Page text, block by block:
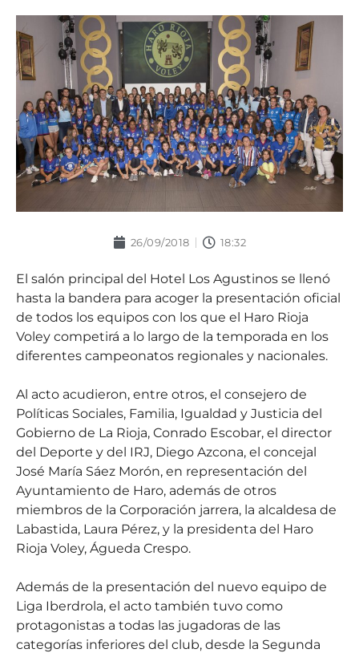
26/09/2018 18:32
El salón principal del Hotel Los Agustinos se llenó
hasta la bandera para acoger la presentación oficial
de todos los equipos con los que el Haro Rioja
Voley competirá a lo largo de la temporada en los
diferentes campeonatos regionales y nacionales.
Al acto acudieron, entre otros, el consejero de
Políticas Sociales, Familia, Igualdad y Justicia del
Gobierno de La Rioja, Conrado Escobar, el director
del Deporte y del IRJ, Diego Azcona, el concejal
José María Sáez Morón, en representación del
Ayuntamiento de Haro, además de otros
miembros de la Corporación jarrera, la alcaldesa de
Labastida, Laura Pérez, y la presidenta del Haro
Rioja Voley, Águeda Crespo.
Además de la presentación del nuevo equipo de
Liga Iberdrola, el acto también tuvo como
protagonistas a todas las jugadoras de las
categorías inferiores del club, desde la Segunda